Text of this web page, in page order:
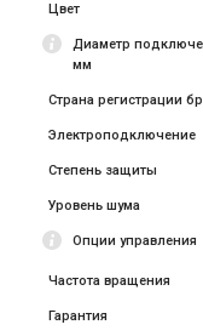
Ostberg KVFU 200 B1
Цена
В наличии
Цвет
Диаметр
мм
Страна регистрации
Электроподключение
Степень защиты
Уровень шума
Опции управления
Частота вращения
Гарантия